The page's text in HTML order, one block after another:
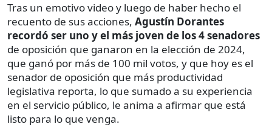
Tras un emotivo video y luego de haber hecho el
recuento de sus acciones, Agustín Dorantes
recordó ser uno y el más joven de los 4 senadores
de oposición que ganaron en la elección de 2024,
que ganó por más de 100 mil votos, y que hoy es el
senador de oposición que más productividad
legislativa reporta, lo que sumado a su experiencia
en el servicio público, le anima a afirmar que está
listo para lo que venga.